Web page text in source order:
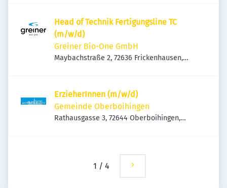
Head of Technik Fertigungsline TC
(m/w/d)
Greiner Bio-One GmbH
Maybachstraße 2, 72636 Frickenhausen,
ErzieherInnen (m/w/d)
Gemeinde Oberboihingen
Rathausgasse 3, 72644 Oberboihingen,
1 / 4